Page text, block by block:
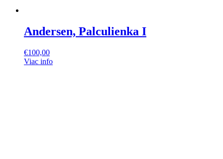
Andersen, Palculienka I
€100,00
Viac info